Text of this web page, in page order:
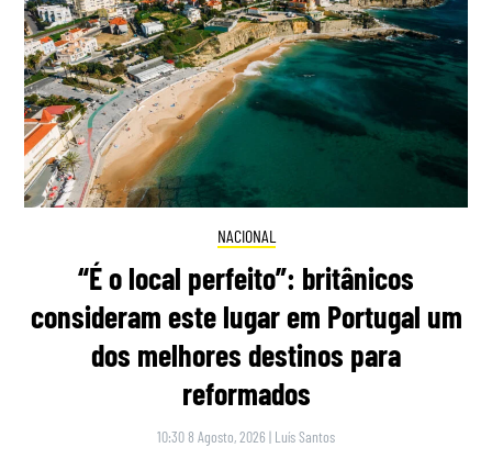
NACIONAL
“É o local perfeito”: britânicos
consideram este lugar em Portugal um
dos melhores destinos para
reformados
10:30 8 Agosto, 2026 | Luís Santos